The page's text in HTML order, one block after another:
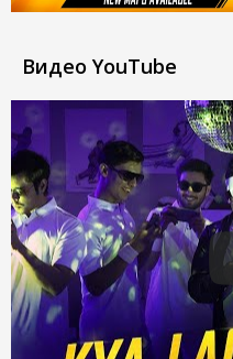
Видео YouTube